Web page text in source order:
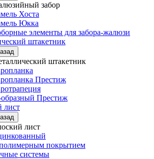
забор
Хоста
Юкка
элементы для забора-жалюзи
штакетник
штакетник
Престиж
Престиж
лист
лист
покрытием
системы